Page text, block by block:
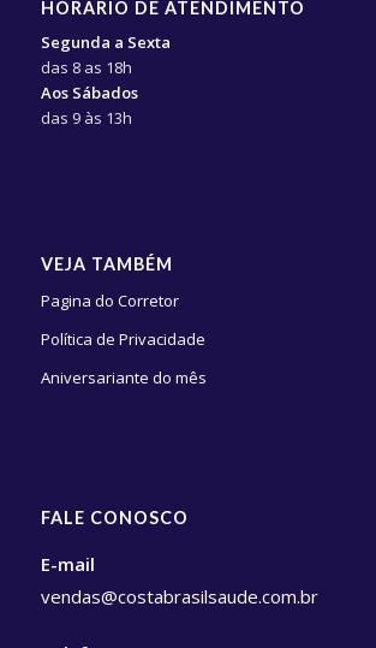
HORÁRIO DE ATENDIMENTO
Segunda a Sexta
das 8 as 18h
Aos Sábados
das 9 às 13h
VEJA TAMBÉM
Pagina do Corretor
Política de Privacidade
Aniversariante do mês
FALE CONOSCO
E-mail
vendas@costabrasilsaude.com.br